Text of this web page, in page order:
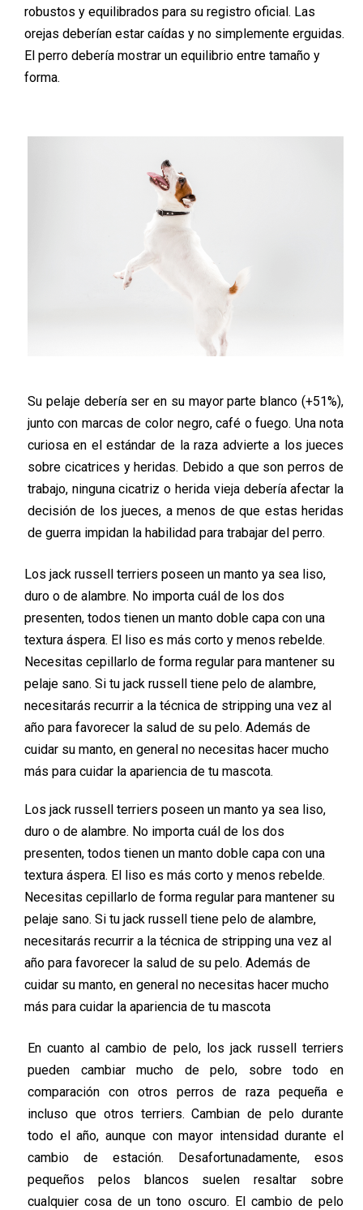
robustos y equilibrados para su registro oficial. Las
orejas deberían estar caídas y no simplemente erguidas.
El perro debería mostrar un equilibrio entre tamaño y
forma.
Su pelaje debería ser en su mayor parte blanco (+51%),
junto con marcas de color negro, café o fuego. Una nota
curiosa en el estándar de la raza advierte a los jueces
sobre cicatrices y heridas. Debido a que sonperros de
trabajo, ninguna cicatriz o herida vieja debería afectar la
decisión de los jueces, a menos de que estas heridas
de guerra impidan la habilidad para trabajar del perro.
Los jack russell terriers poseen un manto ya sea liso,
duro o de alambre. No importa cuál de los dos
presenten, todos tienen un manto doble capa con una
textura áspera. El liso es más corto y menos rebelde.
Necesitas cepillarlo de forma regular para mantener su
pelaje sano. Si tu jack russell tiene pelo de alambre,
necesitarás recurrir a la técnica de stripping una vez al
año para favorecer la salud de su pelo. Además de
cuidar su manto, en general no necesitas hacer mucho
más para cuidar la apariencia de tu mascota.
Los jack russell terriers poseen un manto ya sea liso,
duro o de alambre. No importa cuál de los dos
presenten, todos tienen un manto doble capa con una
textura áspera. El liso es más corto y menos rebelde.
Necesitas cepillarlo de forma regular para mantener su
pelaje sano. Si tu jack russell tiene pelo de alambre,
necesitarás recurrir a la técnica de stripping una vez al
año para favorecer la salud de su pelo. Además de
cuidar su manto, en general no necesitas hacer mucho
más para cuidar la apariencia de tu mascota
En cuanto al cambio de pelo, los jack russellterriers
pueden cambiar mucho de pelo, sobre todo en
comparación con otros perros de raza pequeña e
incluso que otros terriers. Cambian de pelo durante
todo el año, aunque con mayor intensidaddurante el
cambio de estación. Desafortunadamente, esos
pequeños pelos blancos suelenresaltar
sobre
cualquier cosa de un tono oscuro. El cambio de pelo